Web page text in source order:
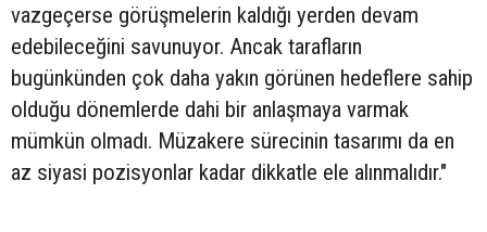
vazgeçerse görüşmelerin kaldığı yerden devam
edebileceğini savunuyor. Ancak tarafların
bugünkünden çok daha yakın görünen hedeflere sahip
olduğu dönemlerde dahi bir anlaşmaya varmak
mümkün olmadı. Müzakere sürecinin tasarımı da en
az siyasi pozisyonlar kadar dikkatle ele alınmalıdır."